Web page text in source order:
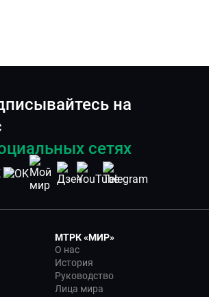
на
сетях
МТРК «МИР»
О нас
История
Руководство
Лица мира